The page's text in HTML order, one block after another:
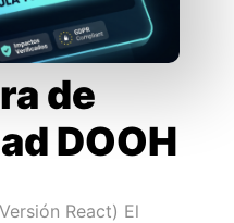
de
DOOH
React) El